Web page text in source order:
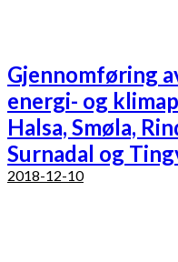
Gjennomføring
energi- og
Halsa, Smøla,
Surnadal og
2018-12-10